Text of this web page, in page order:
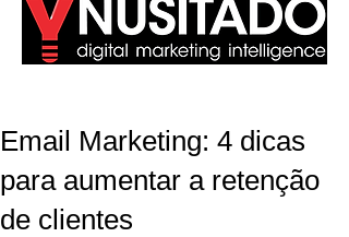
Email Marketing: 4 dicas
para aumentar a retenção
de clientes